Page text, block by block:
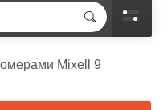
Mixell 9